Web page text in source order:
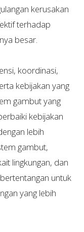
kerusakan
terhadap
besar.
koordinasi,
kebijakan yang
gambut yang
kebijakan
lebih
gambut,
lingkungan, dan
untuk
yang lebih